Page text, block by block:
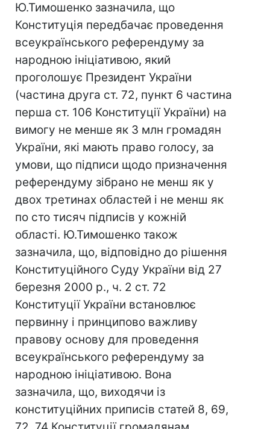
Ю.Тимошенко зазначила, що
Конституція передбачає проведення
всеукраїнського референдуму за
народною ініціативою, який
проголошує Президент України
(частина друга ст. 72, пункт 6 частина
перша ст. 106 Конституції України) на
вимогу не менше як 3 млн громадян
України, які мають право голосу, за
умови, що підписи щодо призначення
референдуму зібрано не менш як у
двох третинах областей і не менш як
по сто тисяч підписів у кожній
області. Ю.Тимошенко також
зазначила, що, відповідно до рішення
Конституційного Суду України від 27
березня 2000 р., ч. 2 ст. 72
Конституції України встановлює
первинну і принципово важливу
правову основу для проведення
всеукраїнського референдуму за
народною ініціативою. Вона
зазначила, що, виходячи із
конституційних приписів статей 8, 69,